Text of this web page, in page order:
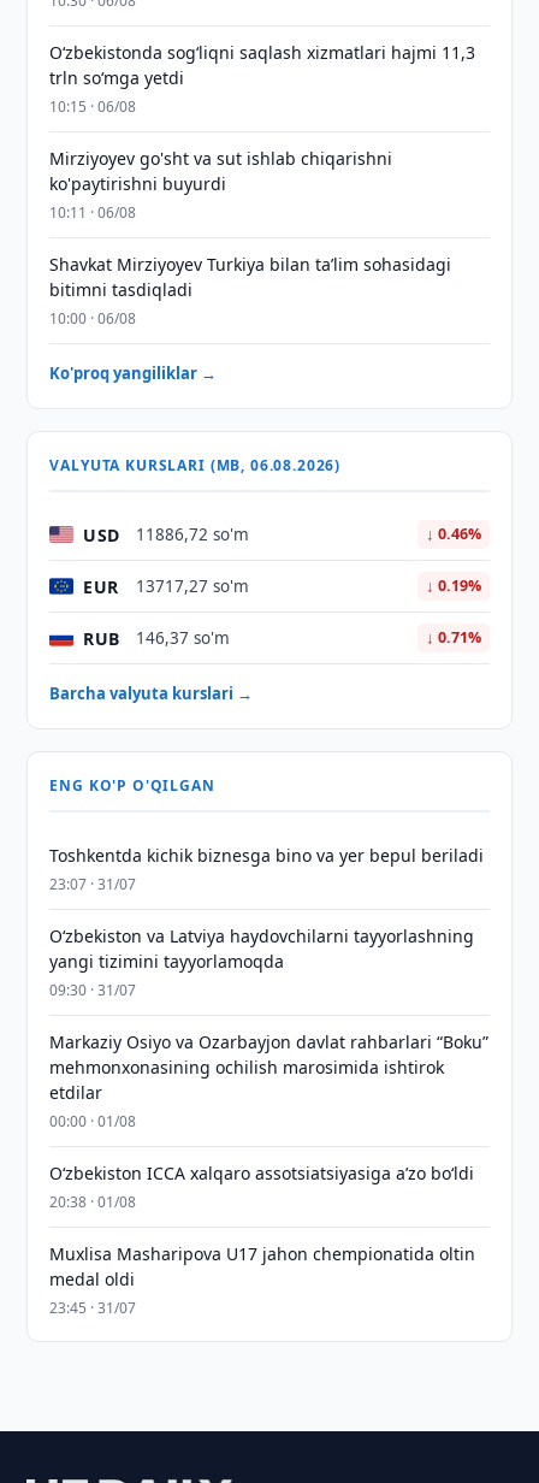
O‘zbekistonda sog‘liqni saqlash xizmatlari hajmi 11,3
trln so‘mga yetdi
10:15 · 06/08
Mirziyoyev go'sht va sut ishlab chiqarishni
ko'paytirishni buyurdi
10:11 · 06/08
Shavkat Mirziyoyev Turkiya bilan taʼlim sohasidagi
bitimni tasdiqladi
10:00 · 06/08
Ko'proq yangiliklar →
VALYUTA KURSLARI (MB, 06.08.2026)
USD 11886,72 so'm ↓ 0.46%
EUR 13717,27 so'm ↓ 0.19%
RUB 146,37 so'm ↓ 0.71%
Barcha valyuta kurslari →
ENG KO'P O'QILGAN
Toshkentda kichik biznesga bino va yer bepul beriladi
23:07 · 31/07
Oʻzbekiston va Latviya haydovchilarni tayyorlashning
yangi tizimini tayyorlamoqda
09:30 · 31/07
Markaziy Osiyo va Ozarbayjon davlat rahbarlari “Boku”
mehmonxonasining ochilish marosimida ishtirok
etdilar
00:00 · 01/08
O‘zbekiston ICCA xalqaro assotsiatsiyasiga aʼzo bo‘ldi
20:38 · 01/08
Muxlisa Masharipova U17 jahon chempionatida oltin
medal oldi
23:45 · 31/07